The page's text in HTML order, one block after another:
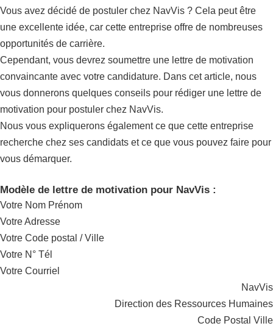
Vous avez décidé de postuler chez NavVis ? Cela peut être
une excellente idée, car cette entreprise offre de nombreuses
opportunités de carrière.
Cependant, vous devrez soumettre une lettre de motivation
convaincante avec votre candidature. Dans cet article, nous
vous donnerons quelques conseils pour rédiger une lettre de
motivation pour postuler chez NavVis.
Nous vous expliquerons également ce que cette entreprise
recherche chez ses candidats et ce que vous pouvez faire pour
vous démarquer.
Modèle de lettre de motivation pour NavVis :
Votre Nom Prénom
Votre Adresse
Votre Code postal / Ville
Votre N° Tél
Votre Courriel
NavVis
Direction des Ressources Humaines
Code Postal Ville